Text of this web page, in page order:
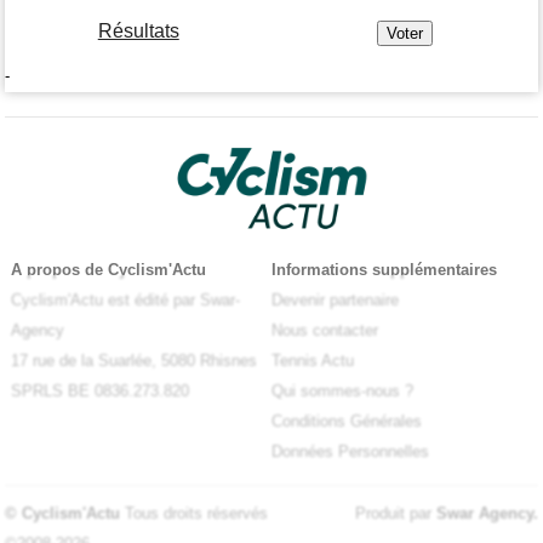
Résultats
-
A propos de Cyclism'Actu
Cyclism'Actu est édité par Swar-
Agency
17 rue de la Suarlée, 5080 Rhisnes
SPRLS BE 0836.273.820
Informations supplémentaires
Devenir partenaire
Nous contacter
Tennis Actu
Qui sommes-nous ?
Conditions Générales
Données Personnelles
© Cyclism'Actu Tous droits réservés
Produit par Swar Agency.